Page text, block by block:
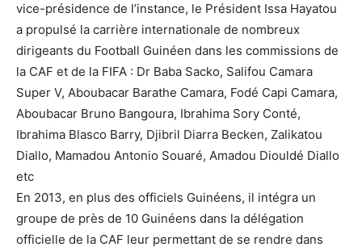
vice-présidence de l’instance, le Président Issa Hayatou
a propulsé la carrière internationale de nombreux
dirigeants du Football Guinéen dans les commissions de
la CAF et de la FIFA : Dr Baba Sacko, Salifou Camara
Super V, Aboubacar Barathe Camara, Fodé Capi Camara,
Aboubacar Bruno Bangoura, Ibrahima Sory Conté,
Ibrahima Blasco Barry, Djibril Diarra Becken, Zalikatou
Diallo, Mamadou Antonio Souaré, Amadou Diouldé Diallo
etc
En 2013, en plus des officiels Guinéens, il intégra un
groupe de près de 10 Guinéens dans la délégation
officielle de la CAF leur permettant de se rendre dans